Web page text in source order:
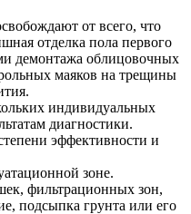
от всего, что
отделка пола первого
демонтажа облицовочных
маяков на трещины
индивидуальных
диагностики.
эффективности и
зоне.
фильтрационных зон,
подсыпка грунта или его